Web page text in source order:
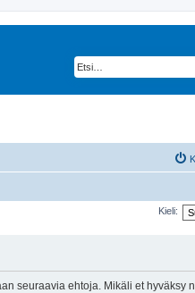
Kieli:
seuraavia ehtoja. Mikäli et hyväksy